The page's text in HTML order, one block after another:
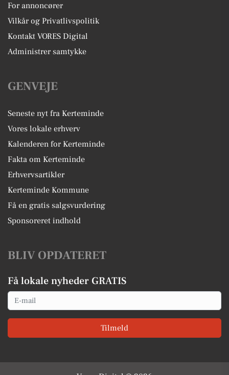
For annoncører
Vilkår og Privatlivspolitik
Kontakt VORES Digital
Administrer samtykke
GENVEJE
Seneste nyt fra Kerteminde
Vores lokale erhverv
Kalenderen for Kerteminde
Fakta om Kerteminde
Erhvervsartikler
Kerteminde Kommune
Få en gratis salgsvurdering
Sponsoreret indhold
BLIV OPDATERET
Få lokale nyheder GRATIS
Email
Tilmeld